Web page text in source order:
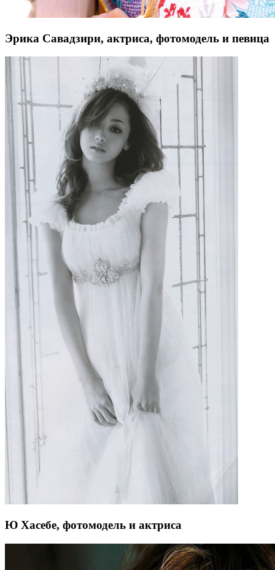
Эрика Савадзири, актриса, фотомодель и певица
Ю Хасебе, фотомодель и актриса